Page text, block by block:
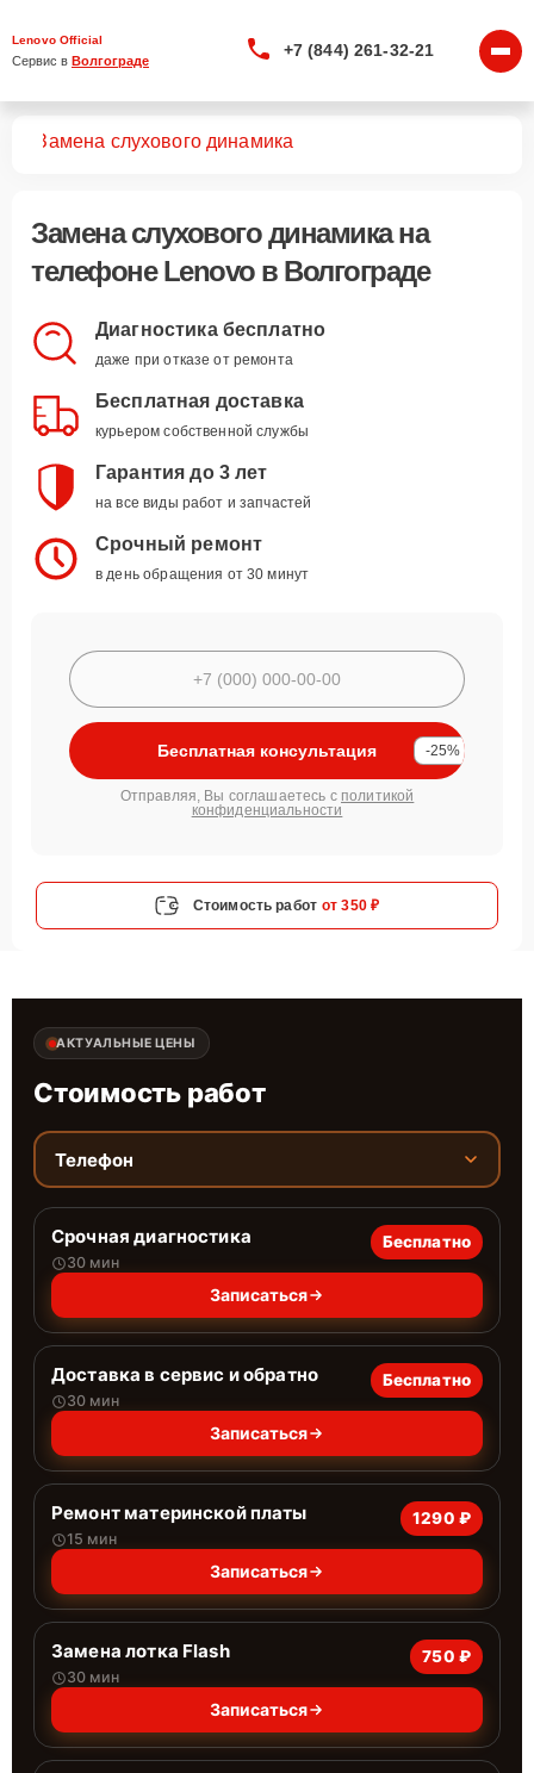
Lenovo Official
Сервис в Волгограде
+7 (844) 261-32-21
Замена слухового динамика
Замена слухового динамикана
телефоне Lenovo в Волгограде
Диагностика бесплатно
даже при отказе от ремонта
Бесплатная доставка
курьером собственной службы
Гарантия до 3 лет
на все виды работ и запчастей
Срочный ремонт
в день обращения от 30 минут
Бесплатная консультация -25%
Отправляя, Вы соглашаетесь с политикой
конфиденциальности
Стоимость работ от 350 ₽
АКТУАЛЬНЫЕ ЦЕНЫ
Стоимость работ
Телефон
Срочная диагностика
30 мин
Бесплатно
Записаться
Доставка в сервис и обратно
30 мин
Бесплатно
Записаться
Ремонт материнской платы
15 мин
1290 ₽
Записаться
Замена лотка Flash
30 мин
750 ₽
Записаться